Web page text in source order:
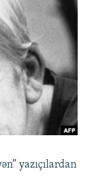
yazıçılardan